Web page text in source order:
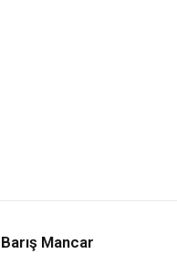
Barış Mancar